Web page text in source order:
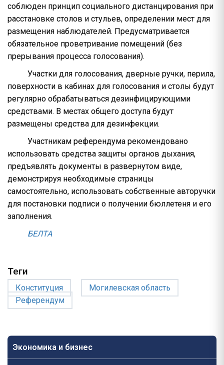
Экономика и бизнес
соблюден принцип социального дистанцирования при
расстановке столов и стульев, определении мест для
размещения наблюдателей. Предусматривается
обязательное проветривание помещений (без
прерывания процесса голосования).
Участки для голосования, дверные ручки, перила,
поверхности в кабинах для голосования и столы будут
регулярно обрабатываться дезинфицирующими
средствами. В местах общего доступа будут
размещены средства для дезинфекции.
Участникам референдума рекомендовано
использовать средства защиты органов дыхания,
предъявлять документы в развернутом виде,
демонстрируя необходимые страницы
самостоятельно, использовать собственные авторучки
для постановки подписи о получении бюллетеня и его
заполнения.
БЕЛТА
Теги
Конституция
Могилевская область
Референдум